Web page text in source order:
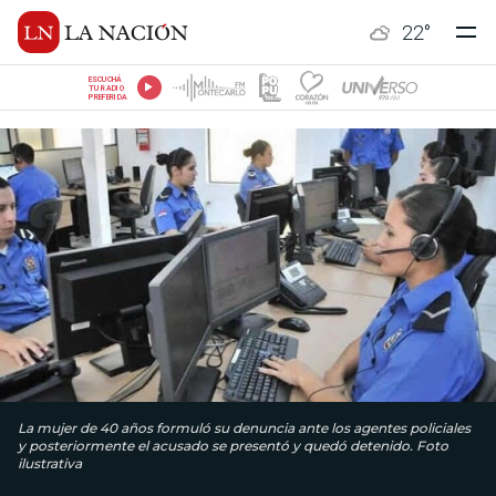
22°
ESCUCHÁ
TU RADIO
PREFERIDA
La mujer de 40 años formuló su denuncia ante los agentes policiales
y posteriormente el acusado se presentó y quedó detenido. Foto
ilustrativa